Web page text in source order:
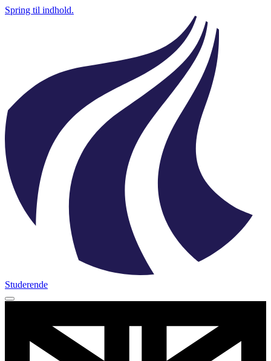
Spring til indhold.
Studerende